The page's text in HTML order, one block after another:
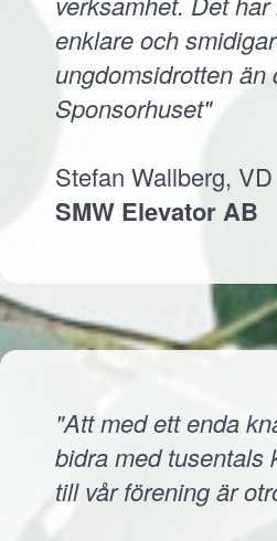
enklare och
ungdomsidrotten än
Sponsorhuset"
Stefan Wallberg, VD
SMW Elevator AB
"Att med ett enda
bidra med tusentals
till vår förening är